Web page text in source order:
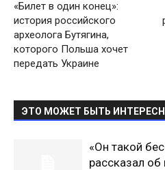
«Билет в один конец»:
история российского
археолога Бутягина,
которого Польша хочет
передать Украине
ЭТО МОЖЕТ БЫТЬ
«Он такой
рассказал об